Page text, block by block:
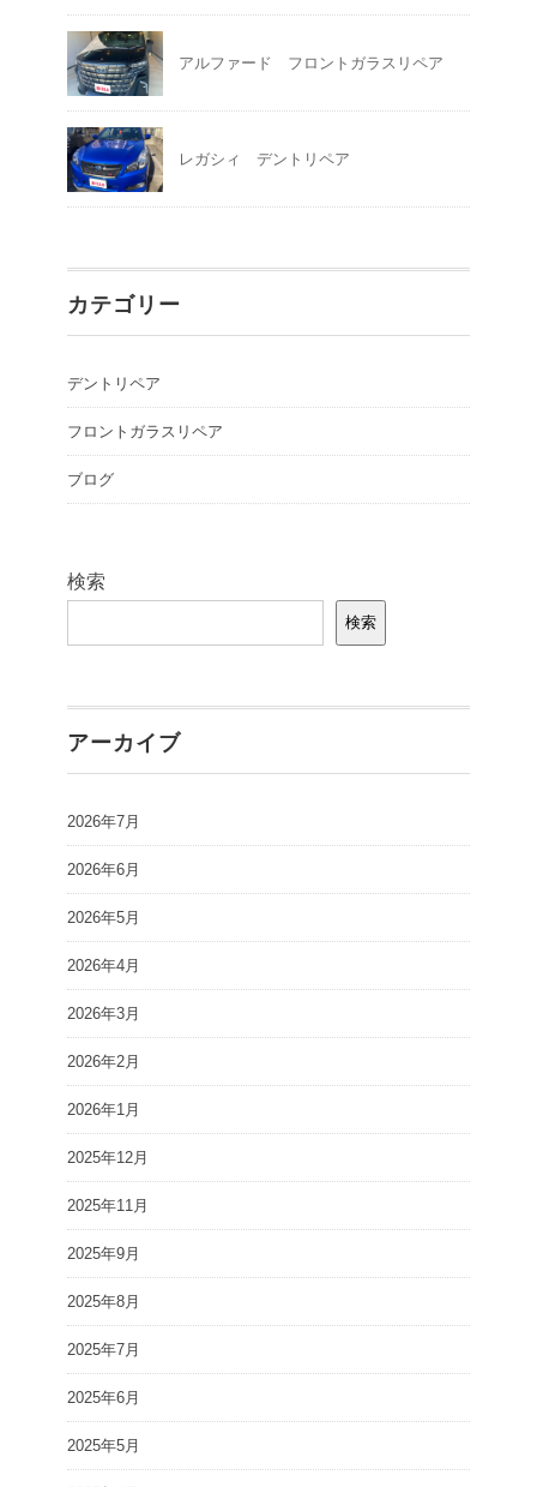
アルファード フロントガラスリペア
レガシィ デントリペア
カテゴリー
デントリペア
フロントガラスリペア
ブログ
検索
検索
アーカイブ
2026年7月
2026年6月
2026年5月
2026年4月
2026年3月
2026年2月
2026年1月
2025年12月
2025年11月
2025年9月
2025年8月
2025年7月
2025年6月
2025年5月